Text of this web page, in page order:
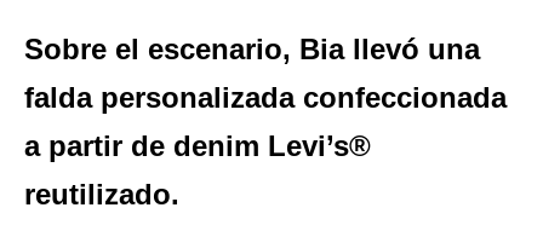
Sobre el escenario, Bia llevó una
falda personalizada confeccionada
a partir de denim Levi’s®
reutilizado.